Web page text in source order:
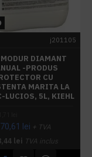
j201105
DIAMANT
-PRODUS
CU
MARITA LA
LUCIOS, 5L, KIEHL
lei + TVA
lei TVA inclus